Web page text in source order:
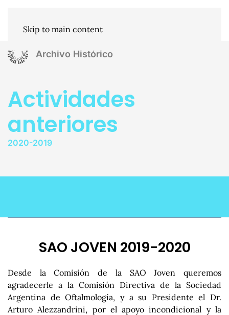
Skip to main content
Archivo Histórico
Actividades
anteriores
2020-2019
SAO JOVEN 2019-2020
Desde la Comisión de la SAO Joven queremos
agradecerle a la Comisión Directiva de la Sociedad
Argentina de Oftalmología, y a su Presidente el Dr.
Arturo Alezzandrini, por el apoyo incondicional y la